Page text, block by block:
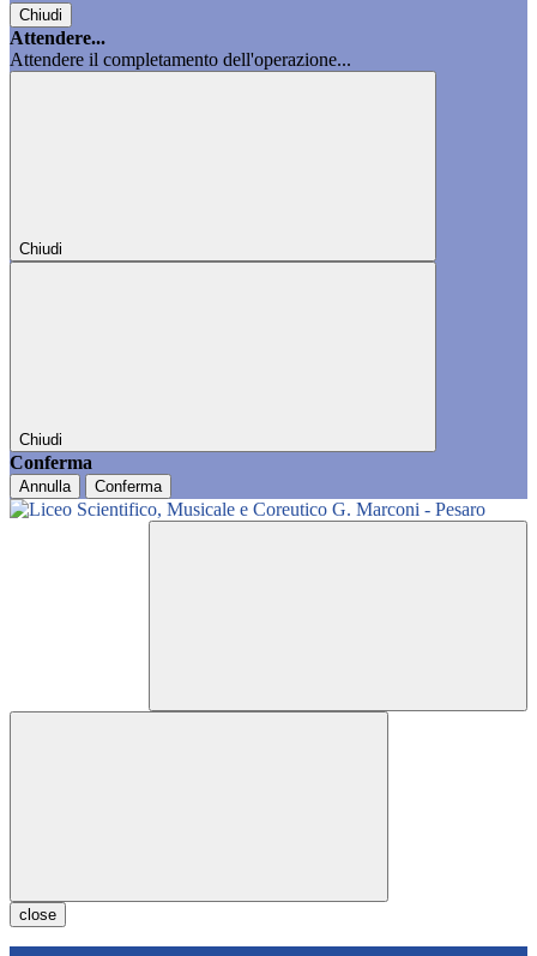
Chiudi
Attendere...
Attendere il completamento dell'operazione...
Chiudi
Chiudi
Conferma
Annulla Conferma
close